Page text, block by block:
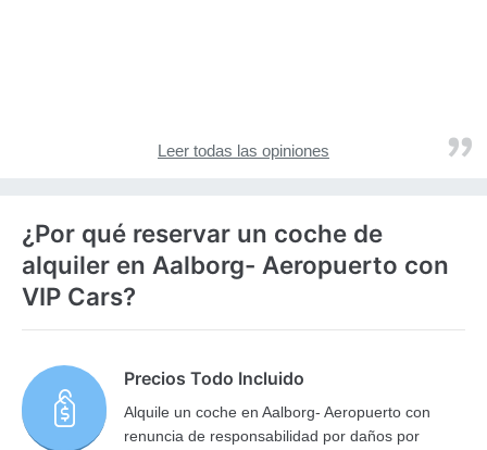
Leer todas las opiniones
¿Por qué reservar un coche de
alquiler en Aalborg- Aeropuerto con
VIP Cars?
Precios Todo Incluido
Alquile un coche en Aalborg- Aeropuerto con
renuncia de responsabilidad por daños por